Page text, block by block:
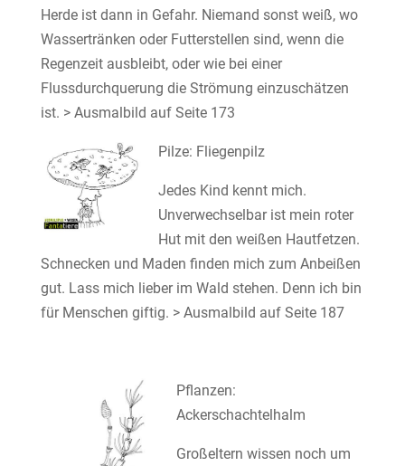
Herde ist dann in Gefahr. Niemand sonst weiß, wo
Wassertränken oder Futterstellen sind, wenn die
Regenzeit ausbleibt, oder wie bei einer
Flussdurchquerung die Strömung einzuschätzen
ist. > Ausmalbild auf Seite 173
Pilze: Fliegenpilz
Jedes Kind kennt mich.
Unverwechselbar ist mein roter
Hut mit den weißen Hautfetzen.
Schnecken und Maden finden mich zum Anbeißen
gut. Lass mich lieber im Wald stehen. Denn ich bin
für Menschen giftig. > Ausmalbild auf Seite 187
Pflanzen:
Ackerschachtelhalm
Großeltern wissen noch um